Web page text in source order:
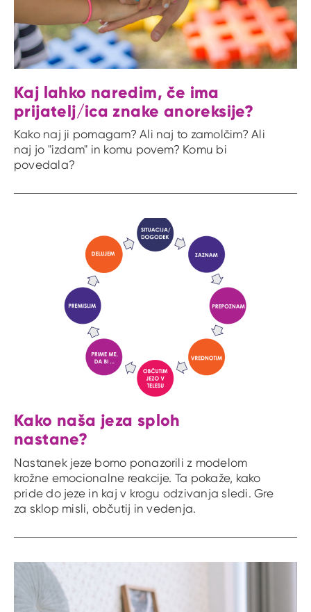
Kaj lahko naredim, če ima
prijatelj/ica znake anoreksije?
Kako naj ji pomagam? Ali naj to zamolčim? Ali
naj jo "izdam" in komu povem? Komu bi
povedala?
Kako naša jeza sploh
nastane?
Nastanek jeze bomo ponazorili z modelom
krožne emocionalne reakcije. Ta pokaže, kako
pride do jeze in kaj v krogu odzivanja sledi. Gre
za sklop misli, občutij in vedenja.